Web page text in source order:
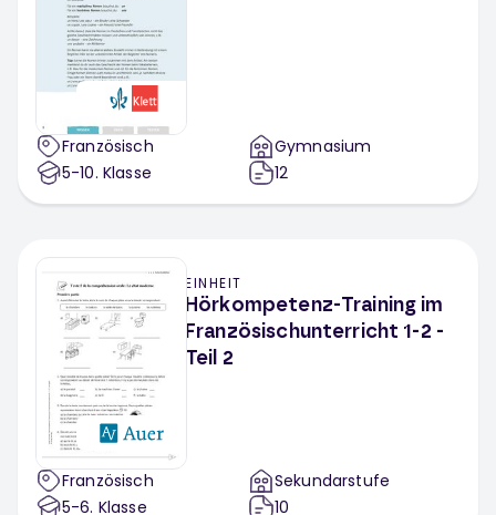
Französisch
5-10. Klasse
Gymnasium
12
EINHEIT
Hörkompetenz-Training im
Französischunterricht 1-2 -
Teil 2
Französisch
5-6. Klasse
Sekundarstufe
10